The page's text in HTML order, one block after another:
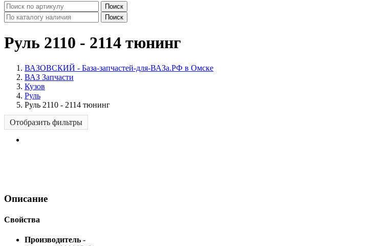
Поиск
Поиск
Руль 2110 - 2114 тюнинг
ВАЗОВСКИЙ - База-запчастей-для-ВАЗа.РФ в Омске
ВАЗ Запчасти
Кузов
Руль
Руль 2110 - 2114 тюнинг
Отобразить фильтры
Описание
Свойства
Производитель -